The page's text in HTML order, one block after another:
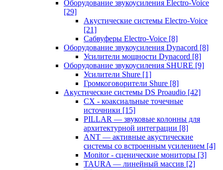
Оборудование звукоусиления Electro-Voice
[29]
Акустические системы Electro-Voice
[21]
Сабвуферы Electro-Voice [8]
Оборудование звукоусиления Dynacord [8]
Усилители мощности Dynacord [8]
Оборудование звукоусиления SHURE [9]
Усилители Shure [1]
Громкоговорители Shure [8]
Акустические системы DS Proaudio [42]
CX - коаксиальные точечные
источники [15]
PILLAR — звуковые колонны для
архитектурной интеграции [8]
ANT — активные акустические
системы со встроенным усилением [4]
Monitor - сценические мониторы [3]
TAURA — линейный массив [2]